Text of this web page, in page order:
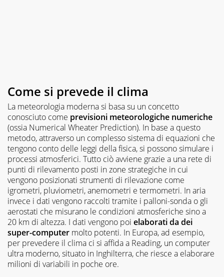
Come si prevede il clima
La meteorologia moderna si basa su un concetto
conosciuto come previsioni meteorologiche numeriche
(ossia Numerical Wheater Prediction). In base a questo
metodo, attraverso un complesso sistema di equazioni che
tengono conto delle leggi della fisica, si possono simulare i
processi atmosferici. Tutto ciò avviene grazie a una rete di
punti di rilevamento posti in zone strategiche in cui
vengono posizionati strumenti di rilevazione come
igrometri, pluviometri, anemometri e termometri. In aria
invece i dati vengono raccolti tramite i palloni-sonda o gli
aerostati che misurano le condizioni atmosferiche sino a
20 km di altezza. I dati vengono poi elaborati da dei
super-computer molto potenti. In Europa, ad esempio,
per prevedere il clima ci si affida a Reading, un computer
ultra moderno, situato in Inghilterra, che riesce a elaborare
milioni di variabili in poche ore.